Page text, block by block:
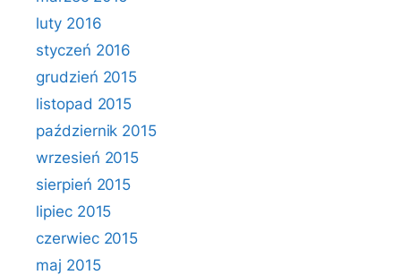
luty 2016
styczeń 2016
grudzień 2015
listopad 2015
październik 2015
wrzesień 2015
sierpień 2015
lipiec 2015
czerwiec 2015
maj 2015